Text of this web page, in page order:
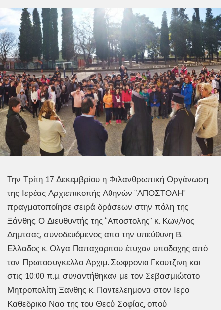
Την Τρίτη 17 Δεκεμβρίου η Φιλανθρωπική Οργάνωση
της Ιερέας Αρχιεπικοπής Αθηνών “ΑΠΟΣΤΟΛΗ”
πραγματοποίησε σειρά δράσεων στην πόλη της
Ξάνθης. Ο Διευθυντής της “Αποστολης” κ. Κων/νος
Δημτσας, συνοδευόμενος απο την υπεύθυνη Β.
Ελλαδος κ. Ολγα Παπαχαριτου έτυχαν υποδοχής από
τον Πρωτοσυγκελλο Αρχιμ. Σωφρονιο Γκουτζινη και
στις 10:00 π.μ. συναντήθηκαν με τον Σεβασμιώτατο
Μητροπολίτη Ξανθης κ. Παντελεημονα στον Ιερο
Καθεδρικο Ναο της του Θεού Σοφίας, οπού